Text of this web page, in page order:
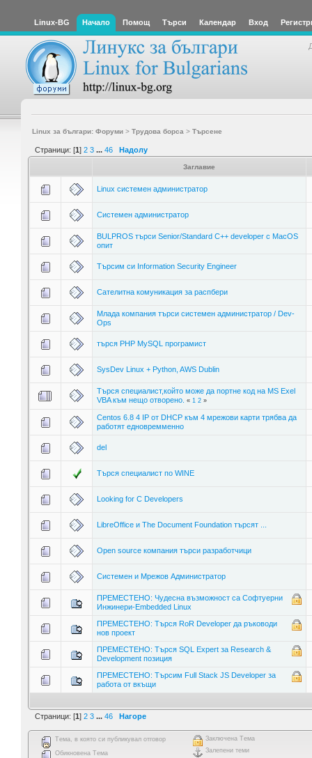
Linux-BG Начало Помощ Търси Календар Вход
Linux за българи: Форуми> Трудова борса > Търсене
Страници: [1] 2 3 ... 46 Надолу
Заглавие
Linux системен администратор
Системен администратор
BULPROS търси Senior/Standard C++ developer c MacOS
опит
Търсим си Information Security Engineer
Сателитна комуникация за распбери
Млада компания търси системен администратор / Dev-
Ops
търся PHP MySQL програмист
SysDev Linux + Python, AWS Dublin
Търся специалист,който може да портне код на MS Exel
VBA към нещо отворено. « 1 2»
Centos 6.8 4 IP от DHCP към 4 мрежови карти трябва да
работят едновремменно
del
Търся специалист по WINE
Looking for C Developers
LibreOffice и The Document Foundation търсят ...
Open source компания търси разработчици
Системен и Мрежов Администратор
ПРЕМЕСТЕНО: Чудесна възможност са Софтуерни
Инжинери-Embedded Linux
ПРЕМЕСТЕНО: Търся RoR Developer да ръководи
нов проект
ПРЕМЕСТЕНО: Търся SQL Expert за Research &
Development позиция
ПРЕМЕСТЕНО: Търсим Full Stack JS Developer за
работа от вкъщи
Страници: [1] 2 3 ... 46 Нагоре
Тема, в която си публикувал отговор
Обикновена Тема
Заключена Тема
Залепени теми